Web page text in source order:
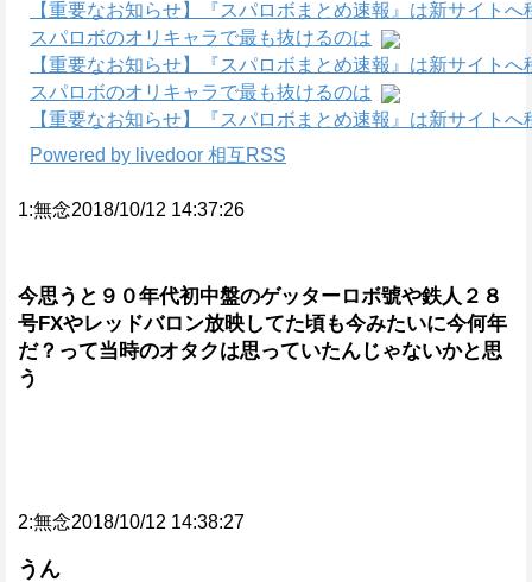
【重要なお知らせ】『スパロボまとめ速報』は新サイトへ
スパロボのオリキャラで最も抜けるのは
【重要なお知らせ】『スパロボまとめ速報』は新サイトへ
スパロボのオリキャラで最も抜けるのは
【重要なお知らせ】『スパロボまとめ速報』は新サイトへ
Powered by livedoor 相互RSS
1:無念2018/10/12 14:37:26
今思うと９０年代初中盤のゲッターロボ號や鉄人２８
号FXやレッドバロン放映してた頃も今みたいに今何年
だ？って当時のオタクは思っていたんじゃないかと思
う
2:無念2018/10/12 14:38:27
うん